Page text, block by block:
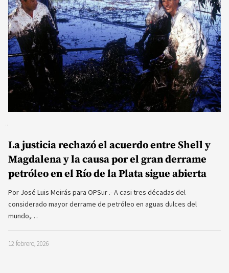
La justicia rechazó el acuerdo entre Shell y
Magdalena y la causa por el gran derrame
petróleo en el Río de la Plata sigue abierta
Por José Luis Meirás para OPSur .- A casi tres décadas del
considerado mayor derrame de petróleo en aguas dulces del
mundo,…
12 febrero, 2026